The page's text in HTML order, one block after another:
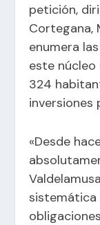
petición,
Cortegana,
enumera
este
324
inversiones
«Desde